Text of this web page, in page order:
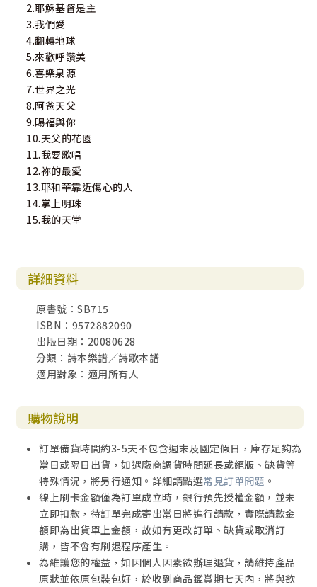
2.耶穌基督是主
3.我們愛
4.翻轉地球
5.來歡呼讚美
6.喜樂泉源
7.世界之光
8.阿爸天父
9.賜福與你
10.天父的花園
11.我要歌唱
12.祢的最愛
13.耶和華靠近傷心的人
14.掌上明珠
15.我的天堂
詳細資料
原書號：SB715
ISBN：9572882090
出版日期：20080628
分類：詩本樂譜／詩歌本譜
適用對象：適用所有人
購物說明
訂單備貨時間約3-5天不包含週末及國定假日，庫存足夠為
當日或隔日出貨，如遇廠商調貨時間延長或絕版、缺貨等
特殊情況，將另行通知。詳細請點選常見訂單問題 。
線上刷卡金額僅為訂單成立時，銀行預先授權金額，並未
立即扣款，待訂單完成寄出當日將進行請款，實際請款金
額即為出貨單上金額，故如有更改訂單、缺貨或取消訂
購，皆不會有刷退程序產生。
為維護您的權益，如因個人因素欲辦理退貨，請維持產品
原狀並依原包裝包好，於收到商品鑑賞期七天內，將與欲